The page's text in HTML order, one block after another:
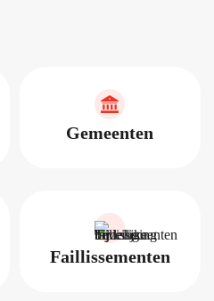
Gemeenten
Faillissementen